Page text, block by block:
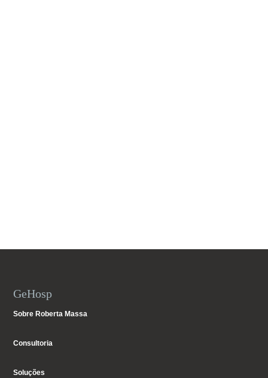
GeHosp
Sobre Roberta Massa
Consultoria
Soluções